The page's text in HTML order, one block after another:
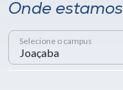
Onde estamos
Selecione o campus